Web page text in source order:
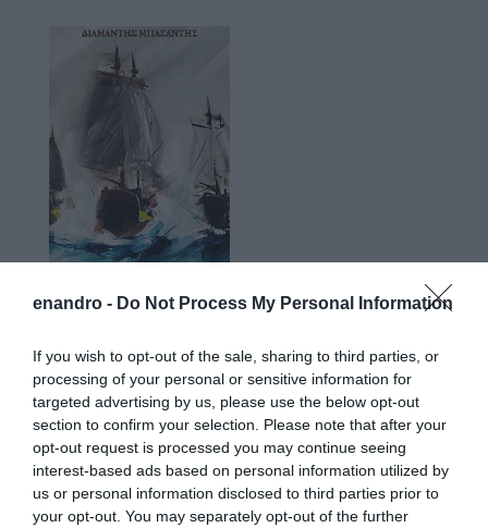
enandro - Do Not Process My Personal Information
If you wish to opt-out of the sale, sharing to third parties, or
processing of your personal or sensitive information for
targeted advertising by us, please use the below opt-out
section to confirm your selection. Please note that after your
opt-out request is processed you may continue seeing
interest-based ads based on personal information utilized by
us or personal information disclosed to third parties prior to
your opt-out. You may separately opt-out of the further